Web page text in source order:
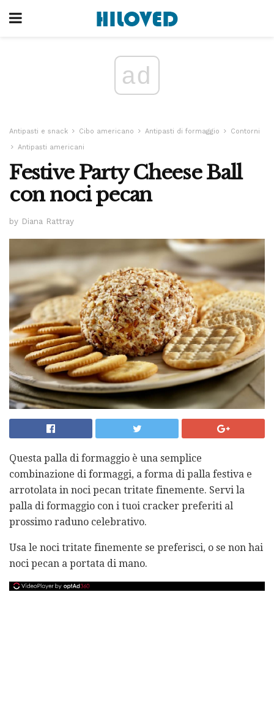
ad
Antipasti e snack Cibo americano Antipasti di formaggio
Contorni
Antipasti americani
Festive Party Cheese Ball
con noci pecan
by Diana Rattray
Questa palla di formaggio è una semplice
combinazione di formaggi, a forma di palla festiva e
arrotolata in noci pecan tritate finemente. Servi la
palla di formaggio con i tuoi cracker preferiti al
prossimo raduno celebrativo.
Usa le noci tritate finemente se preferisci, o se non hai
noci pecan a portata di mano.